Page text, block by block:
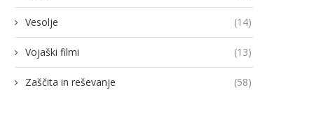
Vesolje (14)
Vojaški filmi (13)
Zaščita in reševanje (58)